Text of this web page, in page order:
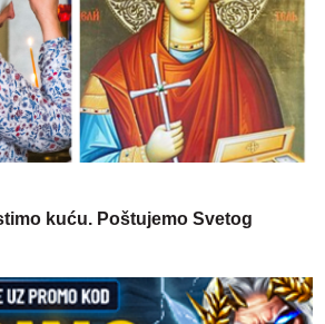
kuću. Poštujemo Svetog